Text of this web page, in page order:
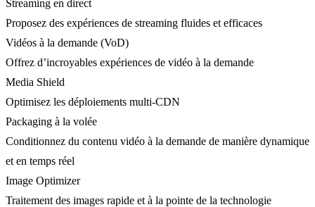
Streaming en direct
Proposez des expériences de streaming fluides et efficaces
Vidéos à la demande (VoD)
Offrez d’incroyables expériences de vidéo à la demande
Media Shield
Optimisez les déploiements multi-CDN
Packaging à la volée
Conditionnez du contenu vidéo à la demande de manière dynamique
et en temps réel
Image Optimizer
Traitement des images rapide et à la pointe de la technologie